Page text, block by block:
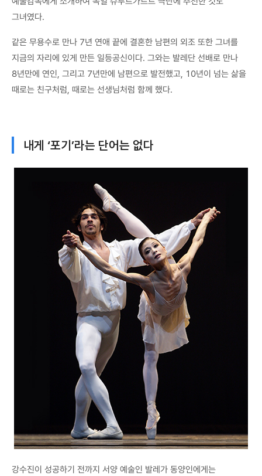
그녀였다.
같은 무용수로 만나 7년 연애 끝에 결혼한 남편의 외조 또한 그녀를
지금의 자리에 있게 만든 일등공신이다. 그와는 발레단 선배로 만나
8년만에 연인, 그리고 7년만에 남편으로 발전했고, 10년이 넘는 삶을
때로는 친구처럼, 때로는 선생님처럼 함께 했다.
내게 ‘포기’라는 단어는 없다
강수진이 성공하기 전까지 서양 예술인 발레가 동양인에게는